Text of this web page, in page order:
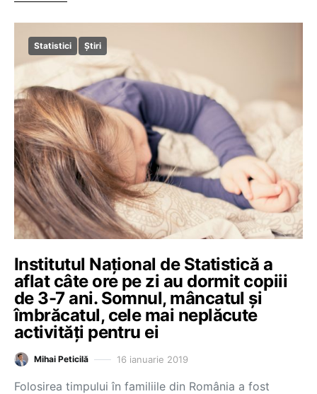
Statistici Știri
Institutul Naţional de Statistică a
aflat câte ore pe zi au dormit copiii
de 3-7 ani. Somnul, mâncatul şi
îmbrăcatul, cele mai neplăcute
activități pentru ei
Mihai Peticilă 16 ianuarie 2019
Folosirea timpului în familiile din România a fost